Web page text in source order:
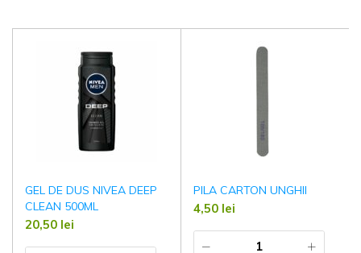
GEL DE DUS NIVEA DEEP
CLEAN 500ML
20,50 lei
PILA CARTON UNGHII
4,50 lei